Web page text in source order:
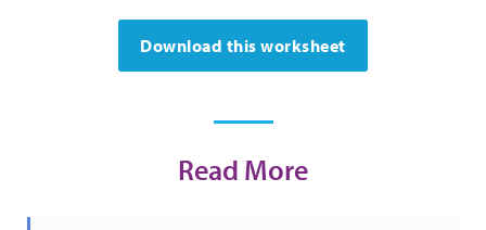
Download this worksheet
Read More